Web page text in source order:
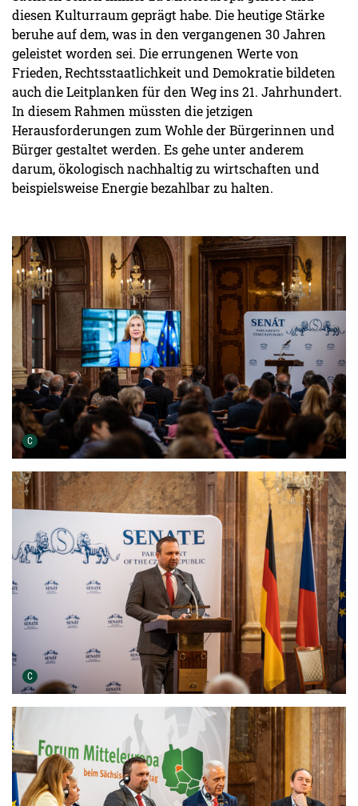
diesen Kulturraum geprägt habe. Die heutige Stärke
beruhe auf dem, was in den vergangenen 30 Jahren
geleistet worden sei. Die errungenen Werte von
Frieden, Rechtsstaatlichkeit und Demokratie bildeten
auch die Leitplanken für den Weg ins 21. Jahrhundert.
In diesem Rahmen müssten die jetzigen
Herausforderungen zum Wohle der Bürgerinnen und
Bürger gestaltet werden. Es gehe unter anderem
darum, ökologisch nachhaltig zu wirtschaften und
beispielsweise Energie bezahlbar zu halten.
C Urheber der Grafik:
C